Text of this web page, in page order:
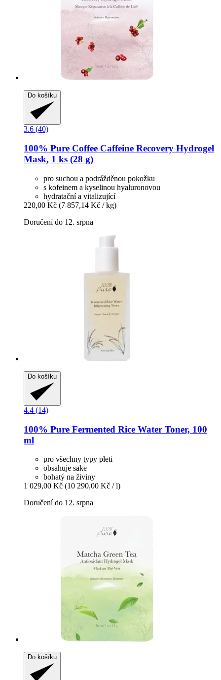
Do košíku
3.6 (40)
100% Pure Coffee Caffeine Recovery Hydrogel
Mask, 1 ks (28 g)
pro suchou a podrážděnou pokožku
s kofeinem a kyselinou hyaluronovou
hydratační a vitalizující
220,00 Kč (7 857,14 Kč / kg)
Doručení do 12. srpna
Do košíku
4.4 (14)
100% Pure Fermented Rice Water Toner, 100
ml
pro všechny typy pleti
obsahuje sake
bohatý na živiny
1 029,00 Kč (10 290,00 Kč / l)
Doručení do 12. srpna
Do košíku